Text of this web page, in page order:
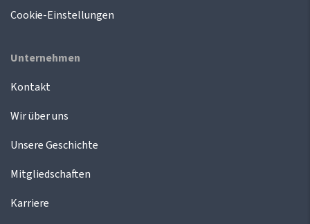
Cookie-Einstellungen
Unternehmen
Kontakt
Wir über uns
Unsere Geschichte
Mitgliedschaften
Karriere